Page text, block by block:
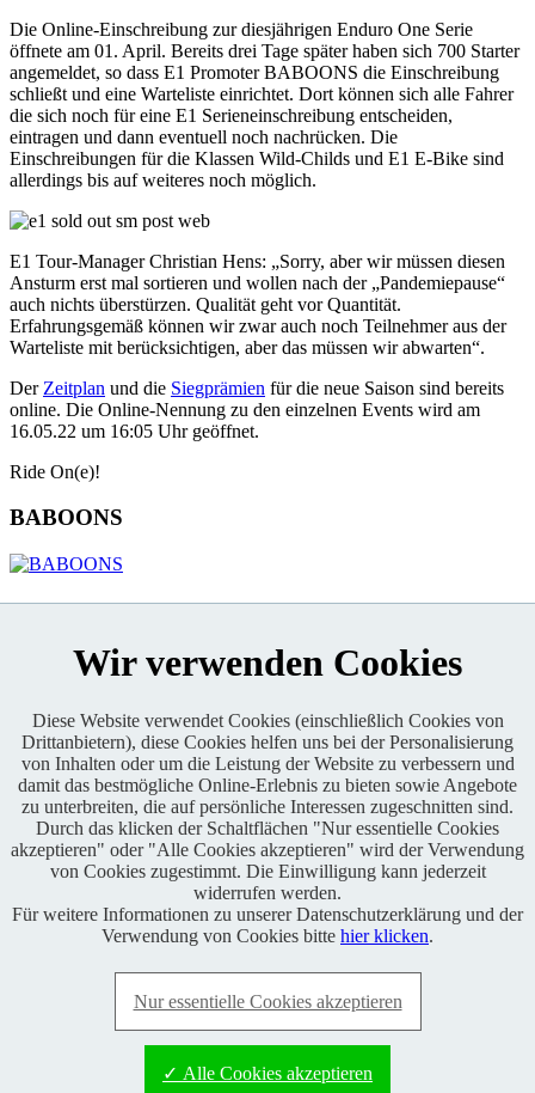
Die Online-Einschreibung zur diesjährigen Enduro One Serie
öffnete am 01. April. Bereits drei Tage später haben sich 700 Starter
angemeldet, so dass E1 Promoter BABOONS die Einschreibung
schließt und eine Warteliste einrichtet. Dort können sich alle Fahrer
die sich noch für eine E1 Serieneinschreibung entscheiden,
eintragen und dann eventuell noch nachrücken. Die
Einschreibungen für die Klassen Wild-Childs und E1 E-Bike sind
allerdings bis auf weiteres noch möglich.
E1 Tour-Manager Christian Hens: „Sorry, aber wir müssen diesen
Ansturm erst mal sortieren und wollen nach der „Pandemiepause“
auch nichts überstürzen. Qualität geht vor Quantität.
Erfahrungsgemäß können wir zwar auch noch Teilnehmer aus der
Warteliste mit berücksichtigen, aber das müssen wir abwarten“.
Der Zeitplan und die Siegprämien für die neue Saison sind bereits
online. Die Online-Nennung zu den einzelnen Events wird am
16.05.22 um 16:05 Uhr geöffnet.
Ride On(e)!
BABOONS
KONTAKT
Enduro One Series Partner
Copyright © 2021 BABOONS GmbH. Alle Rechte vorbehalten.
Keine Haftung und kein Anspruch auf Vollständigkeit sowie
Richtigkeit von Inhalten, Berichten und Kommentaren.
Impressum|Datenschutz|RSS-Feed|Presse|
|Admin
Wir verwenden Cookies
Diese Website verwendet Cookies (einschließlich Cookies von
Drittanbietern), diese Cookies helfen uns bei der Personalisierung
von Inhalten oder um die Leistung der Website zu verbessern und
damit das bestmögliche Online-Erlebnis zu bieten sowie Angebote
zu unterbreiten, die auf persönliche Interessen zugeschnitten sind.
Durch das klicken der Schaltflächen "Nur essentielle Cookies
akzeptieren" oder "Alle Cookies akzeptieren" wird der Verwendung
von Cookies zugestimmt. Die Einwilligung kann jederzeit
widerrufen werden.
Für weitere Informationen zu unserer Datenschutzerklärung und der
Verwendung von Cookies bitte hier klicken.
Nur essentielle Cookies akzeptieren
✓ Alle Cookies akzeptieren